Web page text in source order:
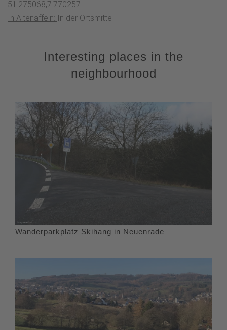
51.275068,7.770257
In Altenaffeln: In der Ortsmitte
Interesting places in the
neighbourhood
Wanderparkplatz Skihang in Neuenrade